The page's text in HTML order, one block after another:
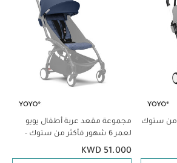
هيكل عربة أطفال يويو 3 من ستوك
مجموعة مقعد عربة أطفال يويو
لعمر 6 شهور فأكثر من ستوك -
أزرق
KWD 51.000